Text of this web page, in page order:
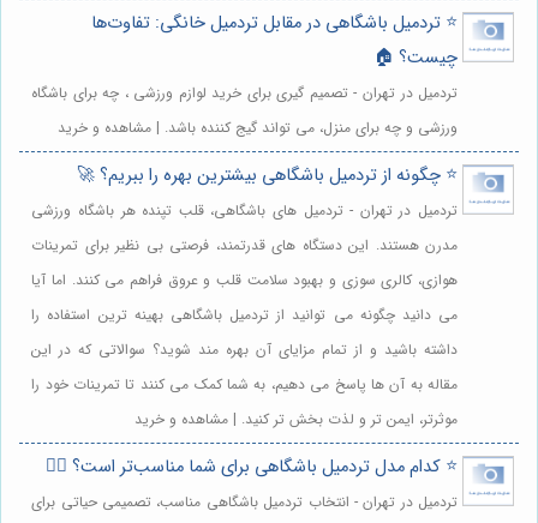
⭐️ تردمیل باشگاهی در مقابل تردمیل خانگی: تفاوت‌ها
چیست؟ 🏠
تردمیل در تهران - تصمیم گیری برای خرید لوازم ورزشی ، چه برای باشگاه
ورزشی و چه برای منزل، می تواند گیج کننده باشد. | مشاهده و خرید
⭐️ چگونه از تردمیل باشگاهی بیشترین بهره را ببریم؟ 🚀
تردمیل در تهران - تردمیل های باشگاهی، قلب تپنده هر باشگاه ورزشی
مدرن هستند. این دستگاه های قدرتمند، فرصتی بی نظیر برای تمرینات
هوازی، کالری سوزی و بهبود سلامت قلب و عروق فراهم می کنند. اما آیا
می دانید چگونه می توانید از تردمیل باشگاهی بهینه ترین استفاده را
داشته باشید و از تمام مزایای آن بهره مند شوید؟ سوالاتی که در این
مقاله به آن ها پاسخ می دهیم، به شما کمک می کنند تا تمرینات خود را
موثرتر، ایمن تر و لذت بخش تر کنید. | مشاهده و خرید
⭐️ کدام مدل تردمیل باشگاهی برای شما مناسب‌تر است؟ 🏃‍♀️
تردمیل در تهران - انتخاب تردمیل باشگاهی مناسب، تصمیمی حیاتی برای